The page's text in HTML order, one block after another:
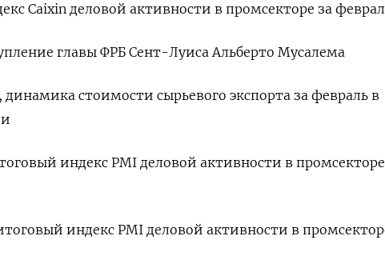
Caixin деловой активности в промсекторе за
главы ФРБ Сент-Луиса Альберто Мусалема
стоимости сырьевого экспорта за февраль в
индекс PMI деловой активности в
индекс PMI деловой активности в